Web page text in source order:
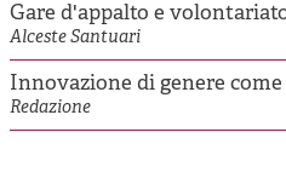
Gare d'appalto e
Alceste Santuari
Innovazione di genere
Redazione